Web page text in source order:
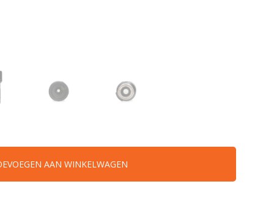
AAN WINKELWAGEN